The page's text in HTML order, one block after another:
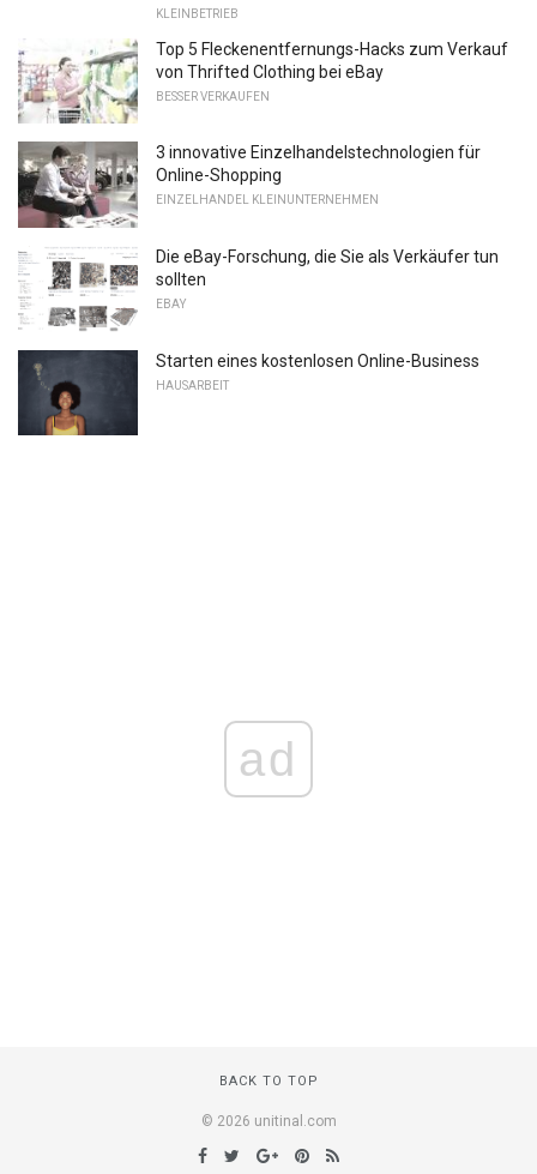
KLEINBETRIEB
Top 5 Fleckenentfernungs-Hacks zum Verkauf
von Thrifted Clothing bei eBay
BESSER VERKAUFEN
3 innovative Einzelhandelstechnologien für
Online-Shopping
EINZELHANDEL KLEINUNTERNEHMEN
Die eBay-Forschung, die Sie als Verkäufer tun
sollten
EBAY
Starten eines kostenlosen Online-Business
HAUSARBEIT
ad
BACK TO TOP
© 2026 unitinal.com